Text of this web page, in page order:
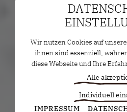
Wir nutzen Cookies auf
ihnen sind essenziell,
diese Webseite und Ihre
Alle
Individuell
Statistiken
IMPRESSUM